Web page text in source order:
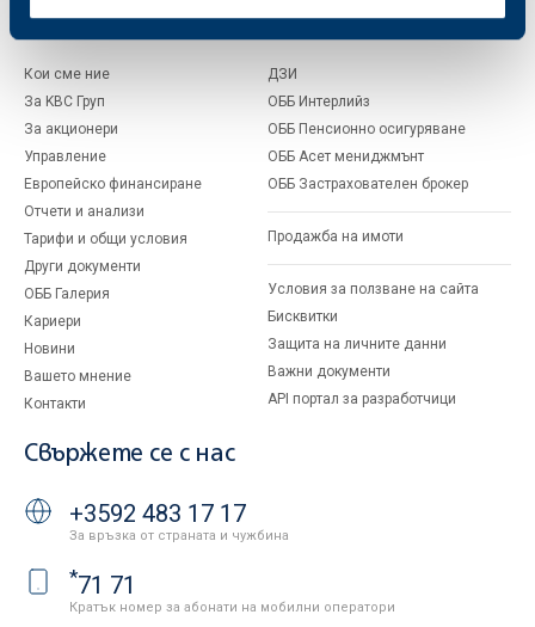
За ОББ
Кои сме ние
За KBC Груп
За акционери
Управление
Европейско финансиране
Отчети и анализи
Тарифи и общи условия
Други документи
ОББ Галерия
Кариери
Новини
Вашето мнение
Контакти
Групата на KBC
ДЗИ
ОББ Интерлийз
ОББ Пенсионно осигуряване
ОББ Асет мениджмънт
ОББ Застрахователен брокер
Продажба на имоти
Условия за ползване на сайта
Бисквитки
Защита на личните данни
Важни документи
API портал за разработчици
Свържете се с нас
+3592 483 17 17
За връзка от страната и чужбина
*71 71
Кратък номер за абонати на мобилни оператори